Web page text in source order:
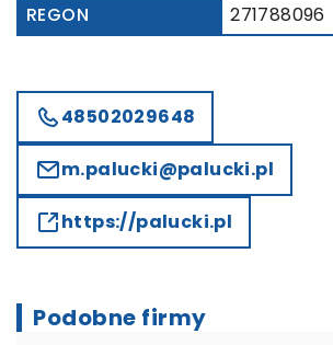
REGON
271788096
48502029648
m.palucki@palucki.pl
https://palucki.pl
Podobne firmy